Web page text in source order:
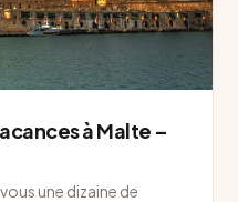
à Malte –
une dizaine de